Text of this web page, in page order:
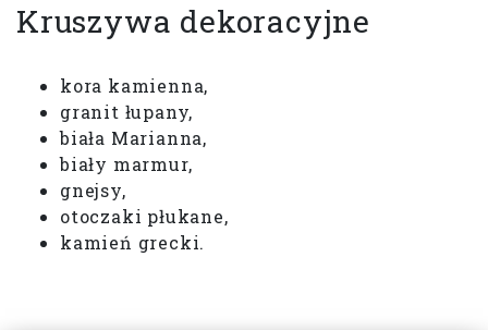
Kruszywa dekoracyjne
kora kamienna,
granit łupany,
biała Marianna,
biały marmur,
gnejsy,
otoczaki płukane,
kamień grecki.